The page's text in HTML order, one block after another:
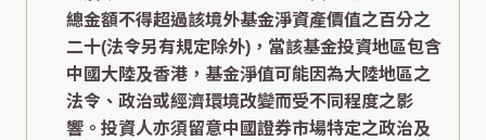
總金額不得超過該境外基金淨資產價值之百分之
二十(法令另有規定除外)，當該基金投資地區包含
中國大陸及香港，基金淨值可能因為大陸地區之
法令、政治或經濟環境改變而受不同程度之影
響。投資人亦須留意中國證券市場特定之政治及